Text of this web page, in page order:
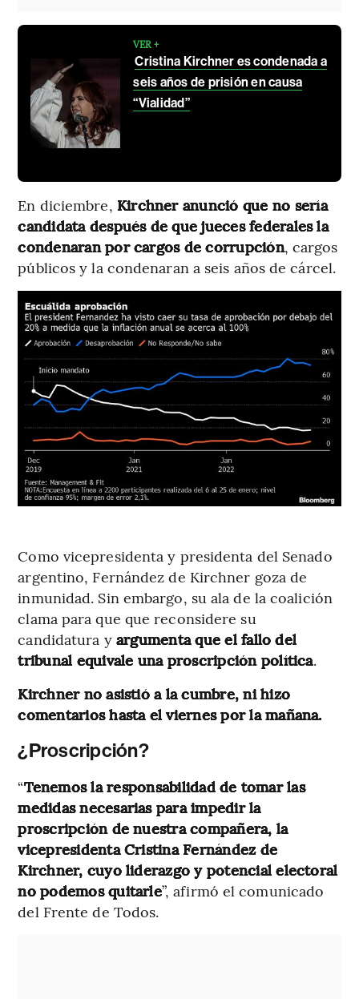
VER +
Cristina Kirchner es condenada a
seis años de prisión en causa
“Vialidad”
En diciembre, Kirchner anunció que no sería
candidata después de que jueces federales la
condenaran por cargos de corrupción, cargos
públicos y la condenaran a seis años de cárcel.
Como vicepresidenta y presidenta del Senado
argentino, Fernández de Kirchner goza de
inmunidad. Sin embargo, su ala de la coalición
clama para que que reconsidere su
candidatura yargumenta que el fallo del
tribunal equivale una proscripción política.
Kirchner no asistió a la cumbre, ni hizo
comentarios hasta el viernes por la mañana.
¿Proscripción?
“Tenemos la responsabilidad de tomar las
medidas necesarias para impedir la
proscripción de nuestra compañera, la
vicepresidenta Cristina Fernández de
Kirchner, cuyo liderazgo y potencial electoral
no podemos quitarle”, afirmó el comunicado
del Frente de Todos.